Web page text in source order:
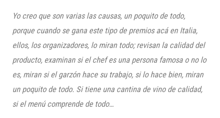
Yo creo que son varias las causas, un poquito de todo,
porque cuando se gana este tipo de premios acá en Italia,
ellos, los organizadores, lo miran todo; revisan la calidad del
producto, examinan si el chef es una persona famosa o no lo
es, miran si el garzón hace su trabajo, si lo hace bien, miran
un poquito de todo. Si tiene una cantina de vino de calidad,
si el menú comprende de todo…